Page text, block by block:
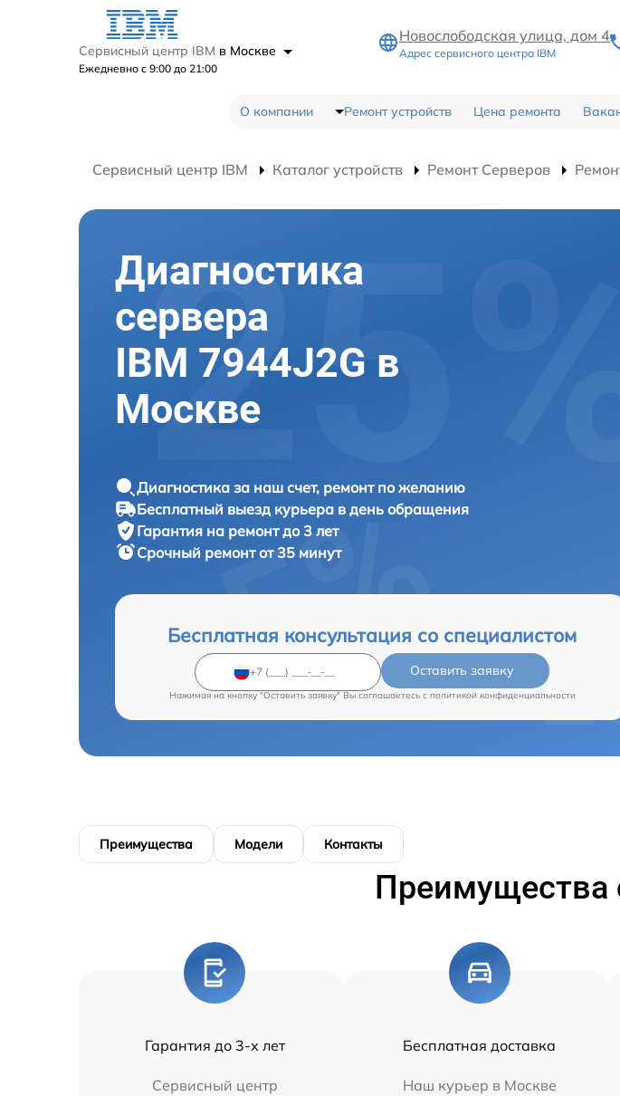
Сервисный центр IBM в Москве
Ежедневно с 9:00 до 21:00
Новослободская улица, дом 4
Адрес сервисного центра IBM
О компании Ремонт устройств Цена ремонта
Сервисный центр IBM Каталог устройств Ремонт Серверов
Диагностика
сервера
IBM 7944J2G в
Москве
Диагностика за наш счет, ремонт по желанию
Бесплатный выезд курьера в день обращения
Гарантия на ремонт до 3 лет
Срочный ремонт от 35 минут
Бесплатная консультация со специалистом
Оставить заявку
Нажимая на кнопку "Оставить заявку" Вы соглашаетесь c политикой конфиденциальности
Преимущества Модели Контакты
Преимущества
Гарантия до 3-х лет
Сервисный центр
Бесплатная доставка
Наш курьер в Москве